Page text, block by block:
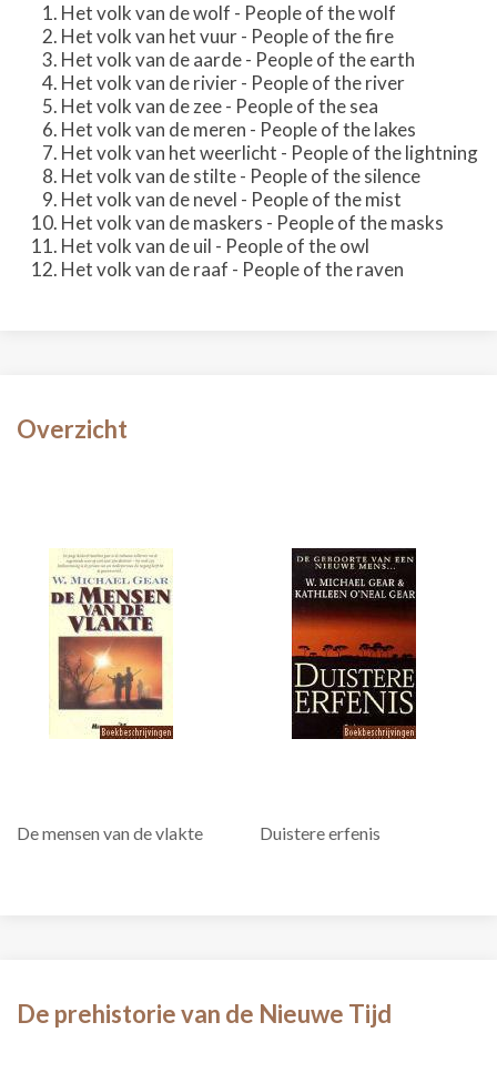
Het volk van de wolf - People of the wolf
Het volk van het vuur - People of the fire
Het volk van de aarde - People of the earth
Het volk van de rivier - People of the river
Het volk van de zee - People of the sea
Het volk van de meren - People of the lakes
Het volk van het weerlicht - People of the lightning
Het volk van de stilte - People of the silence
Het volk van de nevel - People of the mist
Het volk van de maskers - People of the masks
Het volk van de uil - People of the owl
Het volk van de raaf - People of the raven
Overzicht
De mensen van de vlakte Duistere erfenis
De prehistorie van de Nieuwe Tijd